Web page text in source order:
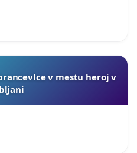
v mestu heroj v